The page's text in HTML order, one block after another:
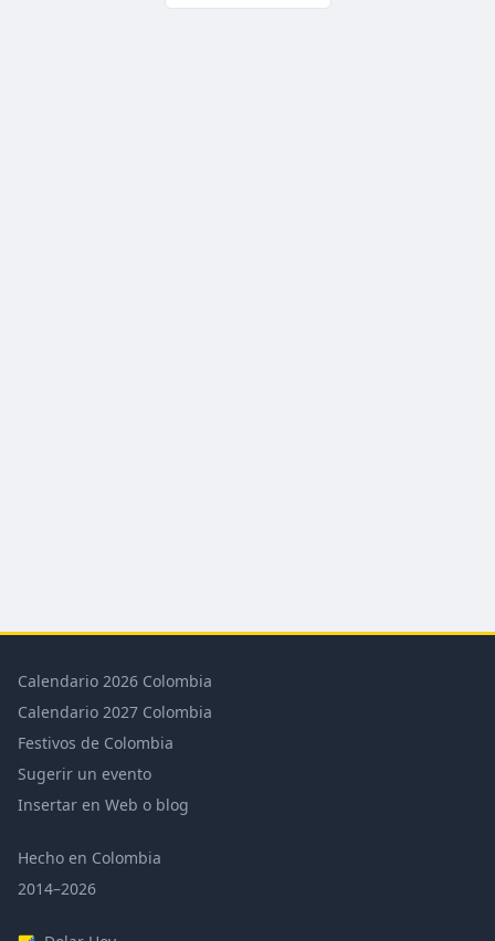
Calendario 2026 Colombia
Calendario 2027 Colombia
Festivos de Colombia
Sugerir un evento
Insertar en Web o blog
Hecho en Colombia
2014–2026